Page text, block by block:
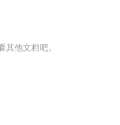
其他文档吧。